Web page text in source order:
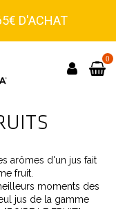
D'ACHAT
0
arômes d'un jus fait
fruit.
moments des
jus de la gamme